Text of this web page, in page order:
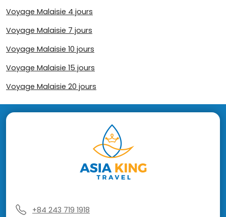
Voyage Malaisie 4 jours
Voyage Malaisie 7 jours
Voyage Malaisie 10 jours
Voyage Malaisie 15 jours
Voyage Malaisie 20 jours
+84 243 719 1918